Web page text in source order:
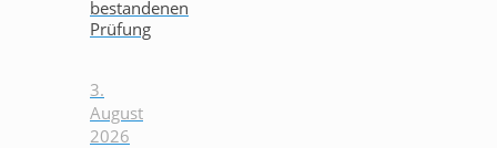
bestandenen
Prüfung
3.
August
2026